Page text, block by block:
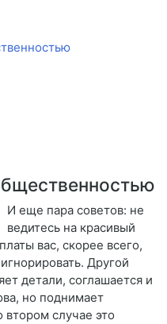
И еще пара советов: не
ведитесь на красивый
вас, скорее всего,
Другой
детали, соглашается и
но поднимает
втором случае это